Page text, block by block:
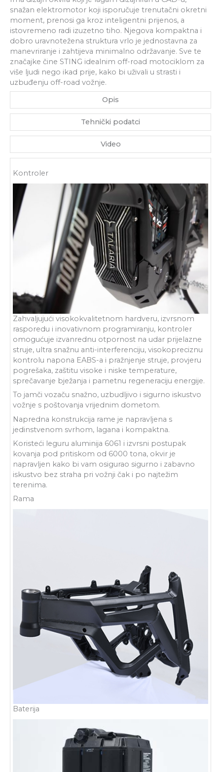
snažan elektromotor koji isporučuje trenutačni okretni
moment, prenosi ga kroz inteligentni prijenos, a
istovremeno radi izuzetno tiho. Njegova kompaktna i
dobro uravnotežena struktura vrlo je jednostavna za
manevriranje i zahtijeva minimalno održavanje. Sve te
značajke čine STING idealnim off-road motociklom za
više ljudi nego ikad prije, kako bi uživali u strasti i
uzbuđenju off-road vožnje.
Opis
Tehnički podatci
Video
Kontroler
Zahvaljujući visokokvalitetnom hardveru, izvrsnom
rasporedu i inovativnom programiranju, kontroler
omogućuje izvanrednu otpornost na udar prijelazne
struje, ultra snažnu anti-interferenciju, visokopreciznu
kontrolu napona EABS-a i pražnjenje struje, provjeru
pogrešaka, zaštitu visoke i niske temperature,
sprečavanje bježanja i pametnu regeneraciju energije.
To jamči vozaču snažno, uzbudljivo i sigurno iskustvo
vožnje s poštovanja vrijednim dometom.
Napredna konstrukcija rame je napravljena s
jedinstvenom svrhom, lagana i kompaktna.
Koristeći leguru aluminija 6061 i izvrsni postupak
kovanja pod pritiskom od 6000 tona, okvir je
napravljen kako bi vam osigurao sigurno i zabavno
iskustvo bez straha pri vožnji čak i po najtežim
terenima.
Rama
Baterija